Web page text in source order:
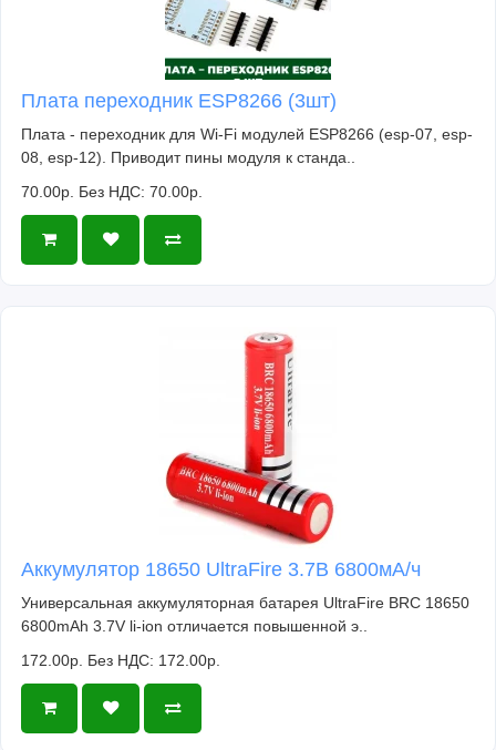
Плата переходник ESP8266 (3шт)
Плата - переходник для Wi-Fi модулей ESP8266 (esp-07, esp-
08, esp-12). Приводит пины модуля к станда..
70.00р. Без НДС: 70.00р.
Аккумулятор 18650 UltraFire 3.7В 6800мА/ч
Универсальная аккумуляторная батарея UltraFire BRC 18650
6800mAh 3.7V li-ion отличается повышенной э..
172.00р. Без НДС: 172.00р.